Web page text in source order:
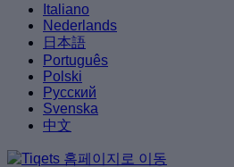
Italiano
Nederlands
日本語
Português
Polski
Русский
Svenska
中文